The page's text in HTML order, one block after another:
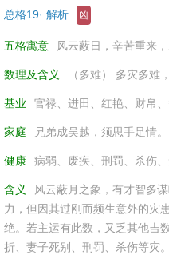
总格19· 解析
凶
五格寓意 风云蔽日，辛苦重来
数理及含义 （多难） 多灾多难
基业 官禄、进田、红艳、财帛、
家庭 兄弟成吴越，须思手足情。
健康 病弱、废疾、刑罚、杀伤
含义
风云蔽月之象，有才智多
力，但因其过刚而频生意外的灾
绝。若主运有此数，又乏其他吉
折、妻子死别、刑罚、杀伤等灾